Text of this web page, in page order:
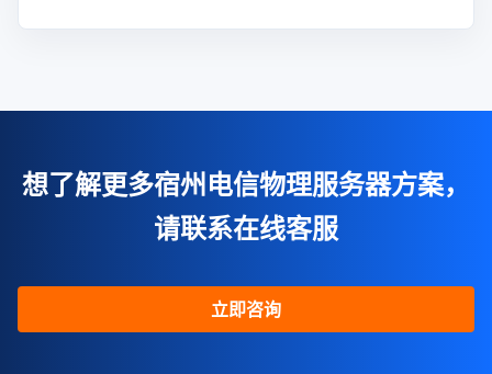
想了解更多宿州电信物理服务器方案，
请联系在线客服
立即咨询